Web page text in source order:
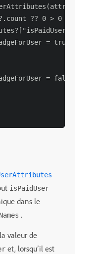
?? 0 > 0 {
as?
= true
= false
isPaidUser
dans le
.
valeur de
et, lorsqu’il est